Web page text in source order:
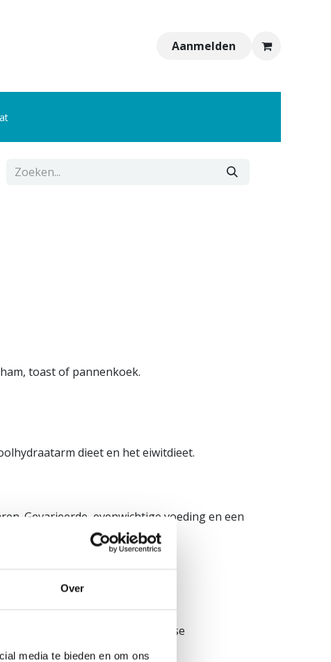
Over
media te bieden en om ons
Aanmelden
toast of pannenkoek.
dieet en het eiwitdieet.
Gevarieerde, evenwichtige voeding en een
hebben!
pectine, zoetstof : sucralose